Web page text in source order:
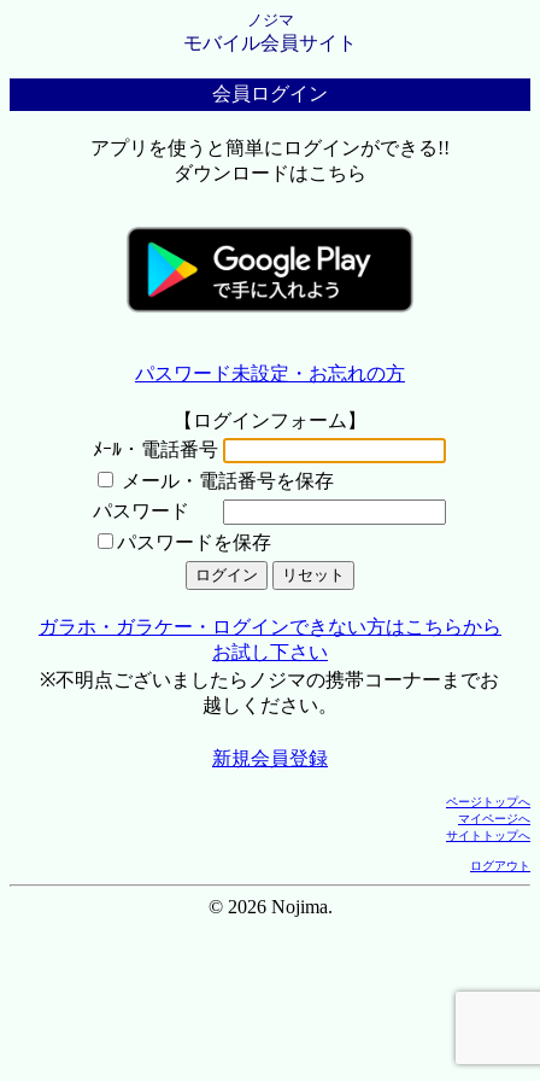
ノジマ
モバイル会員サイト
会員ログイン
アプリを使うと簡単にログインができる!!
ダウンロードはこちら
パスワード未設定・お忘れの方
【ログインフォーム】
ﾒｰﾙ・電話番号
メール・電話番号を保存
パスワード
パスワードを保存
ガラホ・ガラケー・ログインできない方はこちらから
お試し下さい
※不明点ございましたらノジマの携帯コーナーまでお
越しください。
新規会員登録
ページトップへ
マイページへ
サイトトップへ
ログアウト
© 2026 Nojima.